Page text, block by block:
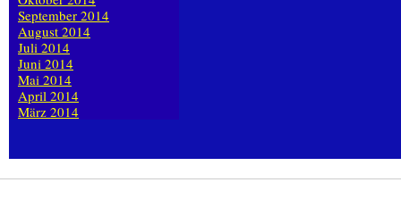
September 2014
August 2014
Juli 2014
Juni 2014
Mai 2014
April 2014
März 2014